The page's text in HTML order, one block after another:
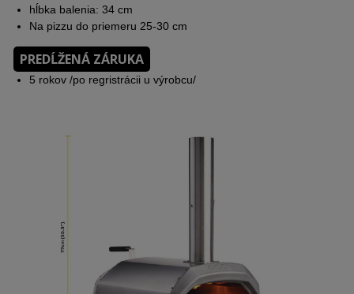
hĺbka balenia: 34 cm
Na pizzu do priemeru 25-30 cm
PREDĹŽENÁ ZÁRUKA
5 rokov /po regristrácii u výrobcu/